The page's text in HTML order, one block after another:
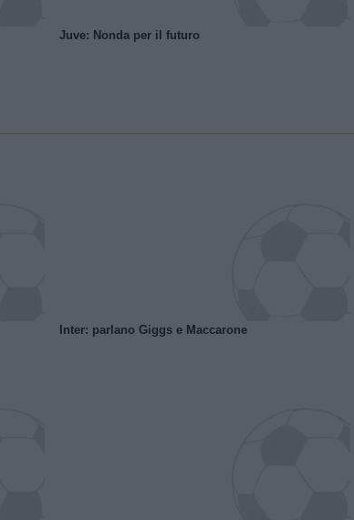
Juve: Nonda per il futuro
Inter: parlano Giggs e Maccarone